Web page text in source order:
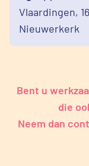
Vlaardingen,
Nieuwerkerk
Bent u
die
Neem dan